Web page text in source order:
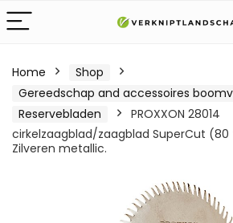
Home
Shop
Gereedschap and accessoires
Reservebladen
PROXXON 28014
cirkelzaagblad/zaagblad SuperCut (80
Zilveren metallic.